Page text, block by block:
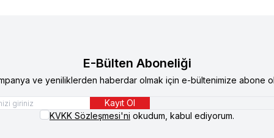
E-Bülten Aboneliği
ve yeniliklerden haberdar olmak için e-bültenimize abone
Kayıt Ol
KVKK Sözleşmesi'ni okudum, kabul ediyorum.